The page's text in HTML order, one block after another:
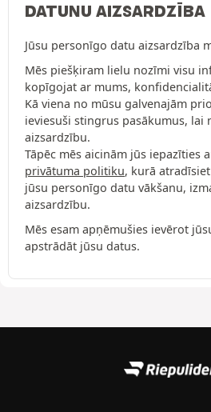
DATUNU AIZSARDZĪBA
Jūsu personīgo datu aizsardzība
Mēs piešķiram lielu nozīmi visu
kopīgojat ar mums,
Kā viena no mūsu galvenajām
ieviesuši stingrus pasākumus,
aizsardzību.
Tāpēc mēs aicinām jūs iepazīties
privātuma politiku, kurā
jūsu personīgo datu vākšanu,
aizsardzību.
Mēs esam apņēmušies ievērot
apstrādāt jūsu datus.